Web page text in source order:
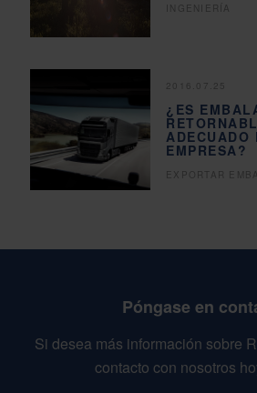
INGENIERÍA
¿ES
ADECUADO
EMPRESA?
2016.07.25
EXPORTAR
Póngase en
Si desea más información sobre
contacto con nosotros